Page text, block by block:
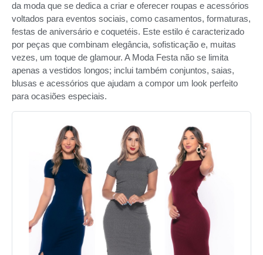
da moda que se dedica a criar e oferecer roupas e acessórios
voltados para eventos sociais, como casamentos, formaturas,
festas de aniversário e coquetéis. Este estilo é caracterizado
por peças que combinam elegância, sofisticação e, muitas
vezes, um toque de glamour. A Moda Festa não se limita
apenas a vestidos longos; inclui também conjuntos, saias,
blusas e acessórios que ajudam a compor um look perfeito
para ocasiões especiais.